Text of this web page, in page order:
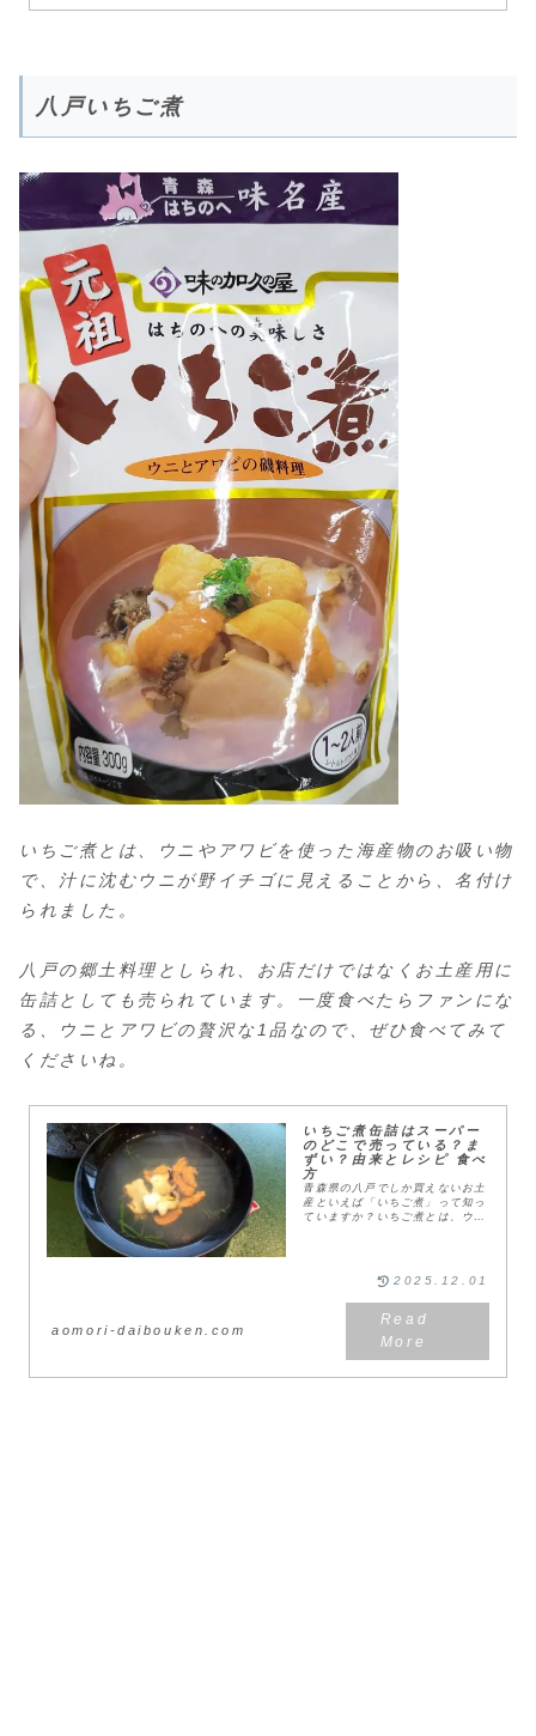
八戸いちご煮
いちご煮とは、ウニやアワビを使った海産物のお吸い物
で、汁に沈むウニが野イチゴに見えることから、名付け
られました。
八戸の郷土料理としられ、お店だけではなくお土産用に
缶詰としても売られています。一度食べたらファンにな
る、ウニとアワビの贅沢な1品なので、ぜひ食べてみて
くださいね。
いちご煮缶詰はスーパー
のどこで売っている？ま
ずい？由来とレシピ 食べ
方
青森県の八戸でしか買えないお土
産といえば「いちご煮」って知っ
ていますか？いちご煮とは、ウニ
沈んでいるのが「朝霧の...
aomori-daibouken.com
2025.12.01